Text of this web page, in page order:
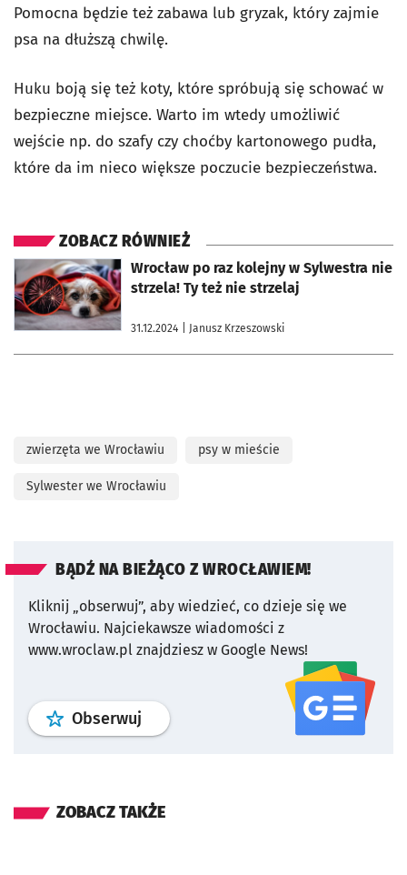
Pomocna będzie też zabawa lub gryzak, który zajmie
psa na dłuższą chwilę.
Huku boją się też koty, które spróbują się schować w
bezpieczne miejsce. Warto im wtedy umożliwić
wejście np. do szafy czy choćby kartonowego pudła,
które da im nieco większe poczucie bezpieczeństwa.
ZOBACZ RÓWNIEŻ
Wrocław po raz kolejny w Sylwestra nie
strzela! Ty też nie strzelaj
31.12.2024 | Janusz Krzeszowski
otworzy się w nowej karcie
zwierzęta we Wrocławiu psy w mieście
Sylwester we Wrocławiu
BĄDŹ NA BIEŻĄCO Z WROCŁAWIEM!
Kliknij „obserwuj”, aby wiedzieć, co dzieje się we
Wrocławiu. Najciekawsze wiadomości z
www.wroclaw.pl znajdziesz w Google News!
Obserwuj profil serwisu
ZOBACZ TAKŻE